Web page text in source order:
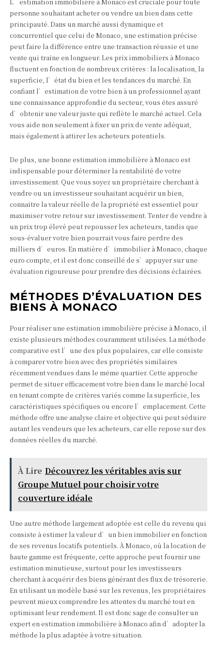
personne souhaitant acheter ou vendre un bien dans cette
principauté. Dans un marché aussi dynamique et
concurrentiel que celui de Monaco, une estimation précise
peut faire la différence entre une transaction réussie et une
vente qui traîne en longueur. Les prix immobiliers à Monaco
fluctuent en fonction de nombreux critères : la localisation, la
superficie, l’état du bien et les tendances du marché. En
confiant l’estimation de votre bien à un professionnel ayant
une connaissance approfondie du secteur, vous êtes assuré
d’obtenir une valeur juste qui reflète le marché actuel. Cela
vous aide non seulement à fixer un prix de vente adéquat,
mais également à attirer les acheteurs potentiels.
De plus, une bonne estimation immobilière à Monaco est
indispensable pour déterminer la rentabilité de votre
investissement. Que vous soyez un propriétaire cherchant à
vendre ou un investisseur souhaitant acquérir un bien,
connaître la valeur réelle de la propriété est essentiel pour
maximiser votre retour sur investissement. Tenter de vendre à
un prix trop élevé peut repousser les acheteurs, tandis que
sous-évaluer votre bien pourrait vous faire perdre des
milliers d’euros. En matière d’immobilier à Monaco, chaque
euro compte, et il est donc conseillé de s’appuyer sur une
évaluation rigoureuse pour prendre des décisions éclairées.
MÉTHODES D’ÉVALUATION DES
BIENS À MONACO
Pour réaliser une estimation immobilière précise à Monaco, il
existe plusieurs méthodes couramment utilisées. La méthode
comparative est l’une des plus populaires, car elle consiste
à comparer votre bien avec des propriétés similaires
récemment vendues dans le même quartier. Cette approche
permet de situer efficacement votre bien dans le marché local
en tenant compte de critères variés comme la superficie, les
caractéristiques spécifiques ou encore l’emplacement. Cette
méthode offre une analyse claire et objective qui peut séduire
autant les vendeurs que les acheteurs, car elle repose sur des
données réelles du marché.
À Lire Découvrez les véritables avis sur
Groupe Mutuel pour choisir votre
couverture idéale
Une autre méthode largement adoptée est celle du revenu qui
consiste à estimer la valeur d’un bien immobilier en fonction
de ses revenus locatifs potentiels. À Monaco, où la location de
haute gamme est fréquente, cette approche peut fournir une
estimation minutieuse, surtout pour les investisseurs
cherchant à acquérir des biens générant des flux de trésorerie.
En utilisant un modèle basé sur les revenus, les propriétaires
peuvent mieux comprendre les attentes du marché tout en
optimisant leur rendement. Il est donc sage de consulter un
expert en estimation immobilière à Monaco afin d’adopter la
méthode la plus adaptée à votre situation.